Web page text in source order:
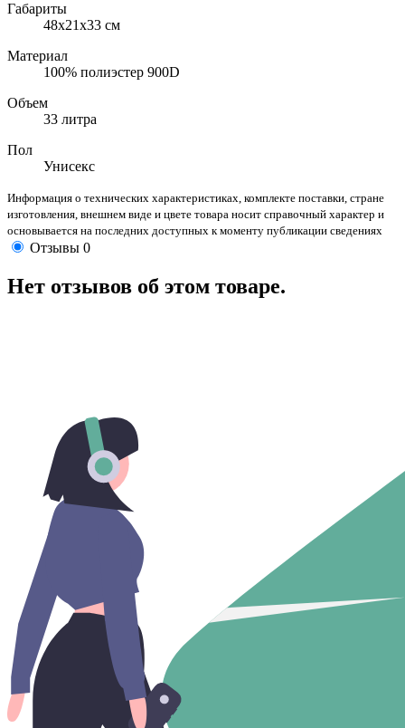
Габариты
48x21x33 см
Материал
100% полиэстер 900D
Объем
33 литра
Пол
Унисекс
Информация о технических характеристиках, комплекте поставки, стране
изготовления, внешнем виде и цвете товара носит справочный характер и
основывается на последних доступных к моменту публикации сведениях
Отзывы 0
Нет отзывов об этом товаре.